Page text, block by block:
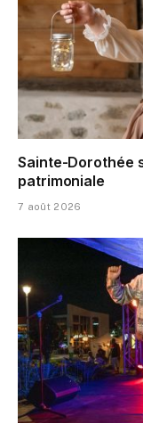
Sainte-Dorothée
patrimoniale
7 août 2026